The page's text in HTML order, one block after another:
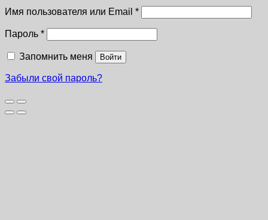
Имя пользователя или Email *
Пароль *
Запомнить меня Войти
Забыли свой пароль?